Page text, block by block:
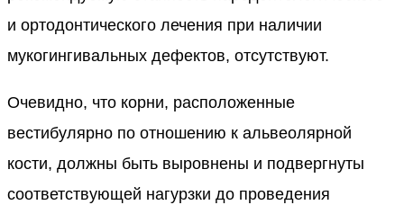
и ортодонтического лечения при наличии
мукогингивальных дефектов, отсутствуют.
Очевидно, что корни, расположенные
вестибулярно по отношению к альвеолярной
кости, должны быть выровнены и подвергнуты
соответствующей нагурзки до проведения